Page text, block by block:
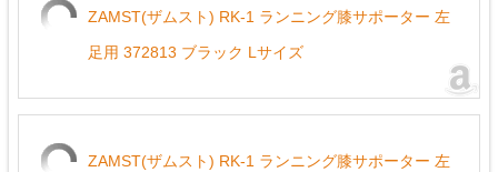
ZAMST(ザムスト) RK-1 ランニング膝サポーター 左
足用 372813 ブラック Lサイズ
ZAMST(ザムスト) RK-1 ランニング膝サポーター 左